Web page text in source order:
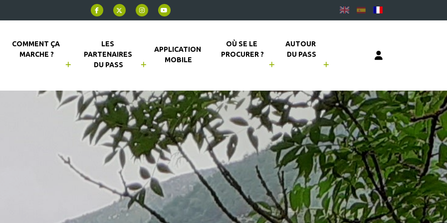
COMMENT ÇA
MARCHE ?
LES
PARTENAIRES
DU PASS
APPLICATION
MOBILE
OÙ SE LE
PROCURER ?
AUTOUR
DU PASS